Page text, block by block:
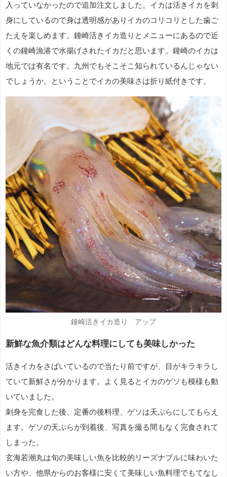
入っていなかったので追加注文しました。イカは活きイカを刺
身にしているので身は透明感がありイカのコリコリとした歯ご
たえを楽しめます。鐘崎活きイカ造りとメニューにあるので近
くの鐘崎漁港で水揚げされたイカだと思います。鐘崎のイカは
地元では有名です。九州でもそこそこ知られているんじゃない
でしょうか。ということでイカの美味さは折り紙付きです。
鐘崎活きイカ造り アップ
新鮮な魚介類はどんな料理にしても美味しかった
活きイカをさばいているので当たり前ですが、目がキラキラし
ていて新鮮さが分かります。よく見るとイカのゲソも模様も動
いていました。
刺身を完食した後、定番の後料理、ゲソは天ぷらにしてもらえ
ます。ゲソの天ぷらが到着後、写真を撮る間もなく完食されて
しまった。
玄海若潮丸は旬の美味しい魚を比較的リーズナブルに味わいた
い方や、他県からのお客様に安くて美味しい魚料理でもてなし